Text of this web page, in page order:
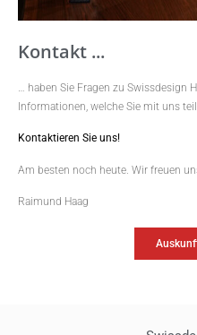
Kontakt ...
… haben Sie Fragen zu Swissdesign
Informationen, welche Sie mit uns
Kontaktieren Sie uns!
Am besten noch heute. Wir freuen
Raimund Haag